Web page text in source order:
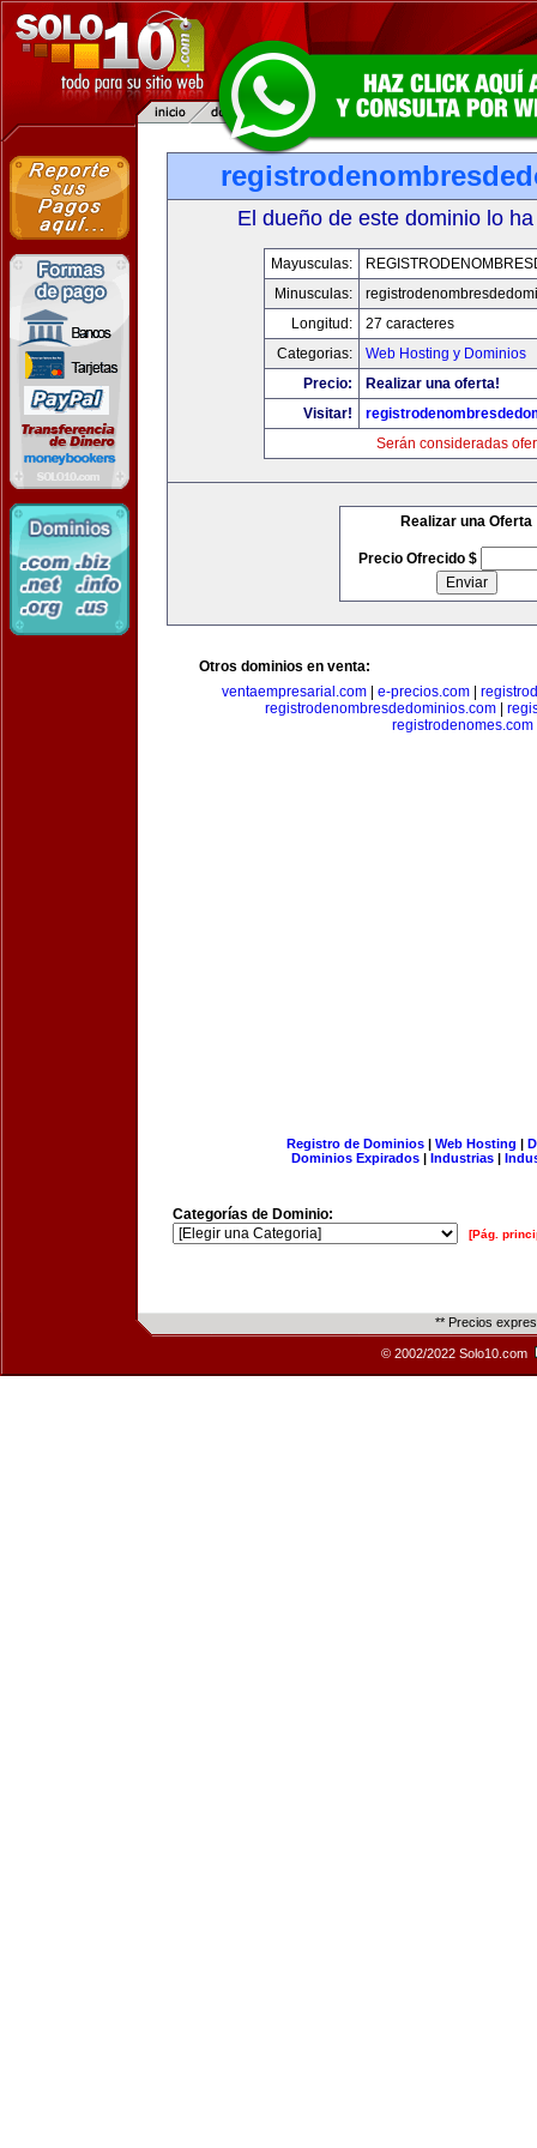
El dueño de este dominio lo
Mayusculas:
Minusculas:
Longitud:
27 caracteres
Categorias:
Web Hosting y Dominios
Precio:
Realizar una oferta!
Visitar!
Serán consideradas
Realizar una Oferta
Precio Ofrecido $
Otros dominios en venta:
ventaempresarial.com| e-precios.com|
registrodenombresdedominios.com
registrodenomes.com
Registro de Dominios| Web Hosting |
Dominios Expirados | Industrias |
Categorías de Dominio:
[Pág.
** Precios
© 2002/2022 Solo10.com